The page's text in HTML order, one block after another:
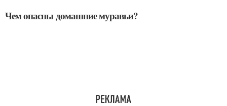
Чем опасны домашние муравьи?